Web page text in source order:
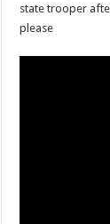
state trooper
please